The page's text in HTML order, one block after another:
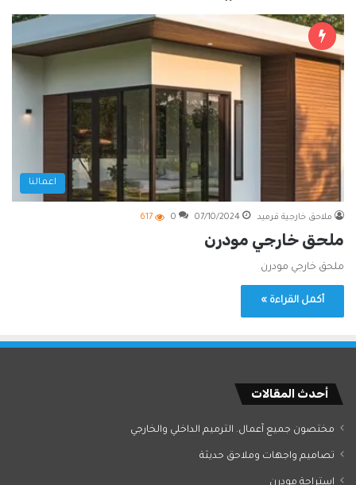
اعمالنا
ملاحق خارجية قرميد 07/10/2024
0
617
ملحق خارجي مودرن
ملحق خارجي مودرن
أكمل القراءة »
أحدث المقالات
مختصون جميع آعمال. الترميم الداخلي والخارجي
تصاميم واجهات وملاحق حديثة
استراحة مودرن